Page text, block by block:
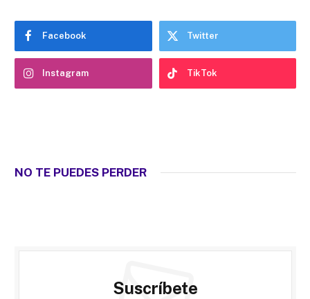
Facebook Twitter
Instagram TikTok
NO TE PUEDES PERDER
Suscríbete